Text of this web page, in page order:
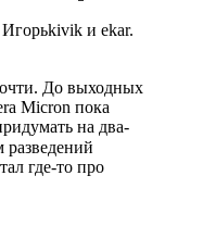
и ekar.
До выходных
Micron пока
на два-
разведений
где-то про